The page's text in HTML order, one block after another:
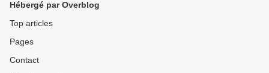
Hébergé par Overblog
Top articles
Pages
Contact